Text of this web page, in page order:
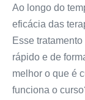
Ao longo do
eficácia das
Esse
rápido e de
melhor o que é
funciona o